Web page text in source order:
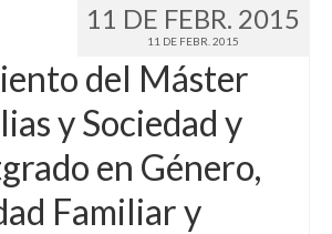
11 DE FEBR. 2015
11 DE FEBR. 2015
del Máster
y Sociedad y
en Género,
Familiar y